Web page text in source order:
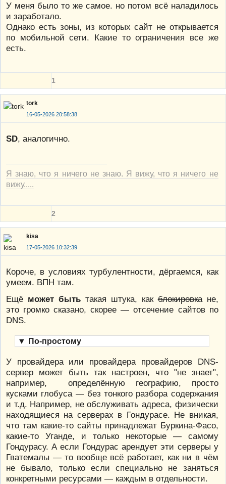
У меня было то же самое. но потом всё наладилось
и заработало.
Однако есть зоны, из которых сайт не открывается
по мобильной сети. Какие то ограничения все же
есть.
1
tork
16-05-2026 20:58:38
SD, аналогично.
Я знаю, что я ничего не знаю. Я вижу, что я ничего не
вижу.....
2
kisa
17-05-2026 10:32:39
Короче, в условиях турбулентности, дёргаемся, как
умеем. ВПН там.
Ещё может бытьтакая штука, какблокировкане,
это громко сказано, скорее — отсечение сайтов по
DNS.
▼ По-простому
У провайдера или провайдера провайдеров DNS-
сервер может быть так настроен, что "не знает",
например, определённую географию, просто
кусками глобуса — без тонкого разбора содержания
и т.д. Например, не обслуживать адреса, физически
находящиеся на серверах в Гондурасе. Не вникая,
что там какие-то сайты принадлежат Буркина-Фасо,
какие-то Уганде, и только некоторые — самому
Гондурасу. А если Гондурас арендует эти серверы у
Гватемалы — то вообще всё работает, как ни в чём
не бывало, только если специально не заняться
конкретными ресурсами — каждым в отдельности.